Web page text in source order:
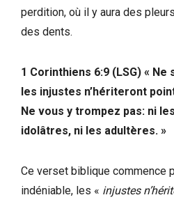
perdition, où il y aura des
des dents.
1 Corinthiens 6:9 (LSG) «
les injustes n’hériteront
Ne vous y trompez pas: ni
idolâtres, ni les adultères. »
Ce verset biblique commence
indéniable, les « injustes